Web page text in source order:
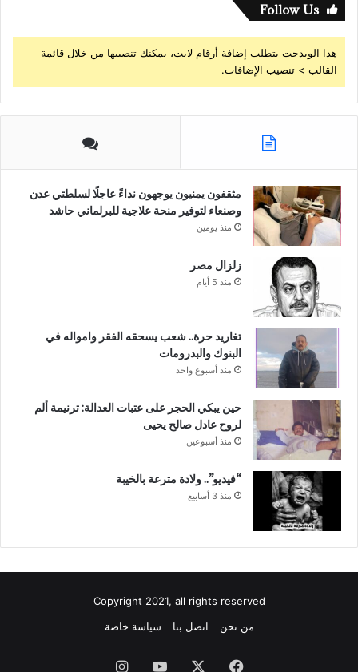
Follow Us
هذا الويدجت يتطلب إضافة أرقام لايت، يمكنك تنصيبها من خلال قائمة
القالب > تنصيب الإضافات.
مثقفون يمنيون يوجهون نداءً عاجلًا لسلطتي عدن
وصنعاء لتوفير منحة علاجية للبرلماني حاشد
منذ يومين
زلزال مصر
منذ 5 أيام
تغاريد حرة.. شعب يسحقه الفقر وامواله في
البنوك والبدرومات
منذ أسبوع واحد
حين يبكي الحجر على عتبات العدالة: ترنيمة ألم
لروح عادل صالح يحيى
منذ أسبوعين
“فيديو”.. ولادة مترعة بالخيبة
منذ 3 أسابيع
Copyright 2021, all rights reserved
من نحن
اتصل بنا سياسة خاصة
فيسبوك ‫YouTubeانستقرام